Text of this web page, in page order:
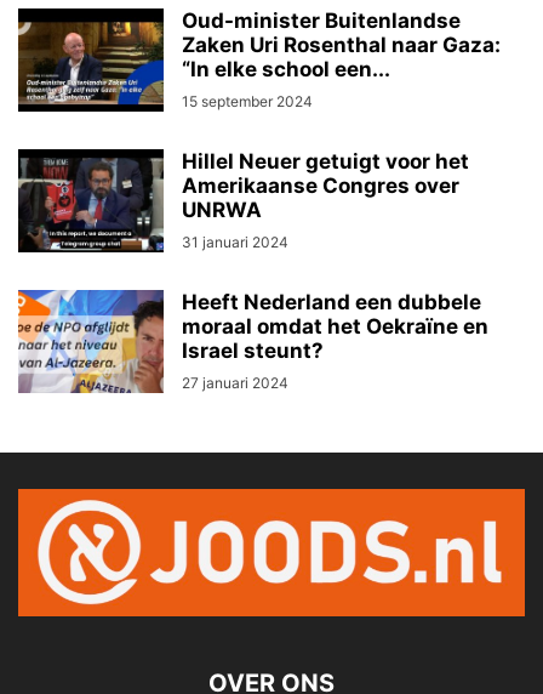
Oud-minister Buitenlandse
Zaken Uri Rosenthal naar Gaza:
“In elke school een...
15 september 2024
Hillel Neuer getuigt voor het
Amerikaanse Congres over
UNRWA
31 januari 2024
Heeft Nederland een dubbele
moraal omdat het Oekraïne en
Israel steunt?
27 januari 2024
OVER ONS